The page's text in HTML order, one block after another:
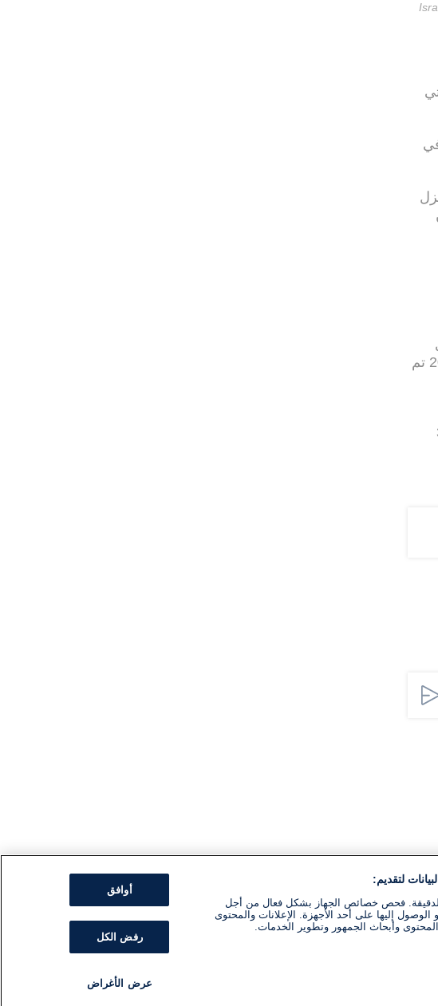
عشوائي وتمت إقامة المستوطنة على قسم من أراض فلسطينية خاصة. وفي عام 2016 تم
لتقديم:
الدقيقة. فحص خصائص الجهاز بشكل فعال من أجل
الوصول إليها على أحد الأجهزة. الإعلانات والمحتوى
وأبحاث الجمهور وتطوير الخدمات.
أوافق
رفض الكل
عرض الأغراض